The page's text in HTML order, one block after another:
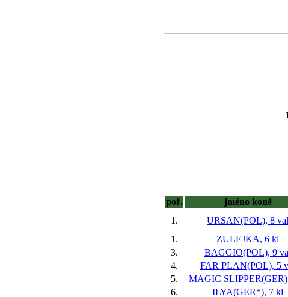
poř.
jméno koně
1.
URSAN(POL), 8 val
1.
ZULEJKA, 6 kl
3.
BAGGIO(POL), 9
4.
FAR PLAN(POL), 5
5.
MAGIC
6.
ILYA(GER*), 7 kl